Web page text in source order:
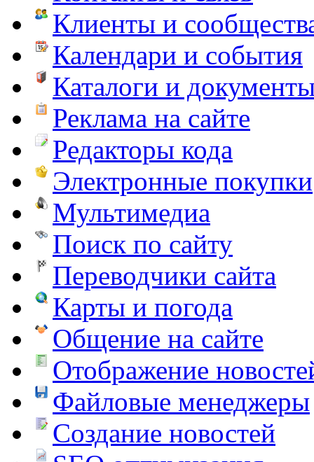
Клиенты и
Календари и события
Каталоги и
Реклама на сайте
Редакторы кода
Электронные покупки
Мультимедиа
Поиск по сайту
Переводчики сайта
Карты и погода
Общение на сайте
Отображение
Файловые менеджеры
Создание новостей